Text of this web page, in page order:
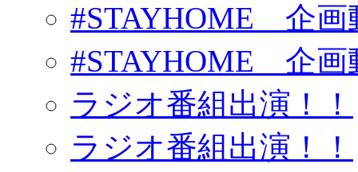
#STAYHOME 企画
#STAYHOME 企画
ラジオ番組出演！！
ラジオ番組出演！！